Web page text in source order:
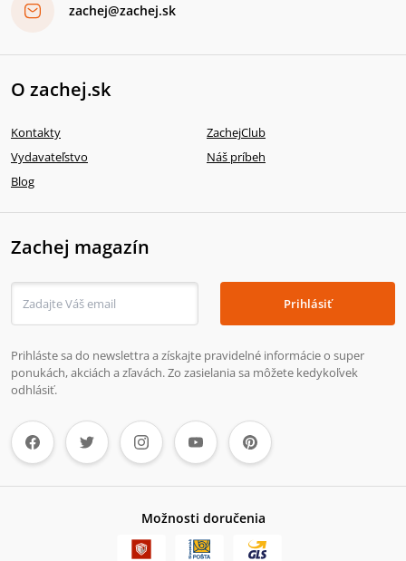
zachej@zachej.sk
O zachej.sk
Kontakty
ZachejClub
Vydavateľstvo
Náš príbeh
Blog
Zachej magazín
Prihlásiť
Prihláste sa do newslettra a získajte pravidelné informácie o super
ponukách, akciách a zľavách. Zo zasielania sa môžete kedykoľvek
odhlásiť.
Možnosti doručenia